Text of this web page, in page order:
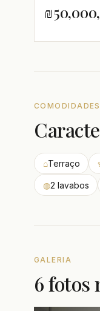
COMODIDADES
⌂Terraço
◍2 lavabos
GALERIA
6 fotos